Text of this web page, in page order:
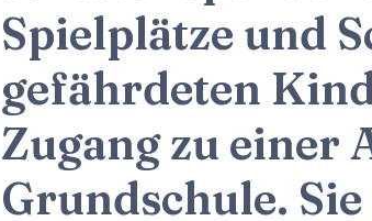
Spielplätze und
gefährdeten
Zugang zu einer
Grundschule.